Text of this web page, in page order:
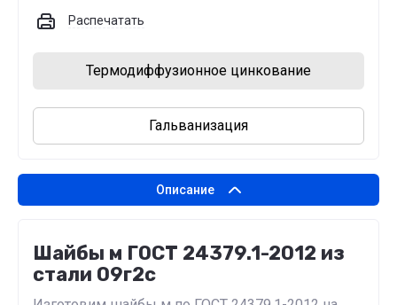
Распечатать
Термодиффузионное цинкование
Гальванизация
Описание
Шайбы м ГОСТ 24379.1-2012 из
стали 09г2с